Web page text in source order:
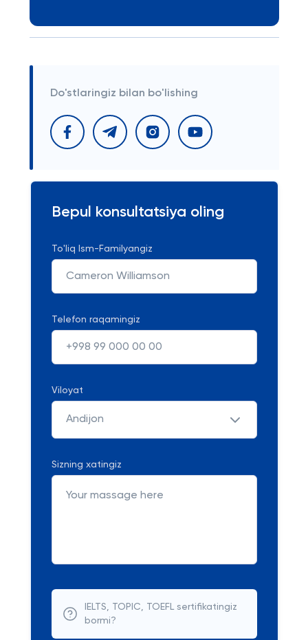
Do'stlaringiz bilan bo'lishing
Bepul konsultatsiya oling
To'liq Ism-Familyangiz
Telefon raqamingiz
Viloyat
Andijon
Sizning xatingiz
IELTS, TOPIC, TOEFL sertifikatingiz
bormi?